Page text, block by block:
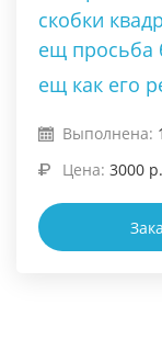
скобки
ещ просьба
ещ как его
Выполнена:
Цена: 3000 р.